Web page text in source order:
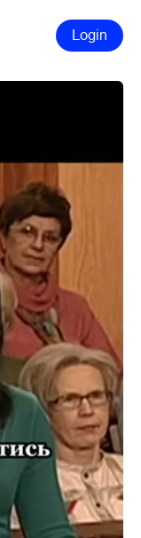
Login